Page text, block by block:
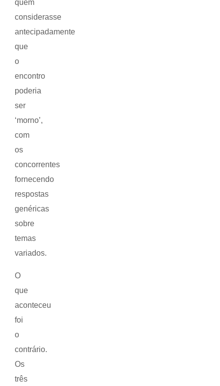
quem
considerasse
antecipadamente
que
o
encontro
poderia
ser
‘morno’,
com
os
concorrentes
fornecendo
respostas
genéricas
sobre
temas
variados.
O
que
aconteceu
foi
o
contrário.
Os
três